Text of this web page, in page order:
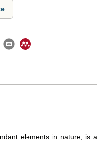
elements in nature, is a